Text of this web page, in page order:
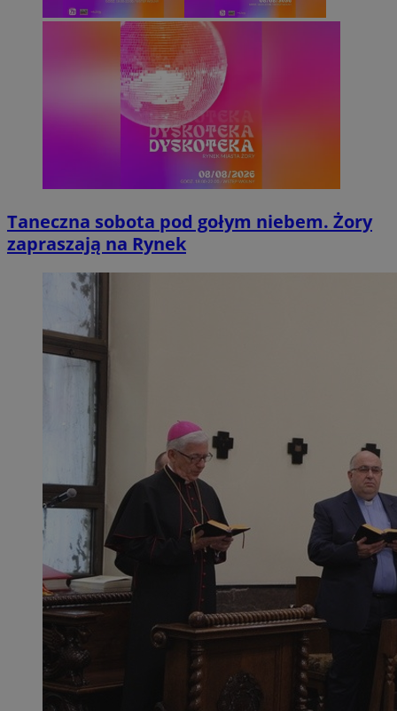
Taneczna sobota pod gołym niebem. Żory
zapraszają na Rynek